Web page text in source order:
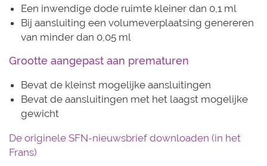
Een inwendige dode ruimte kleiner dan 0,1 ml
Bij aansluiting een volumeverplaatsing genereren
van minder dan 0,05 ml
Grootte aangepast aan prematuren
Bevat de kleinst mogelijke aansluitingen
Bevat de aansluitingen met het laagst mogelijke
gewicht
De originele SFN-nieuwsbrief downloaden (in het
Frans)